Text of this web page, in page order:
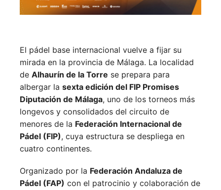
El pádel base internacional vuelve a fijar su
mirada en la provincia de Málaga. La localidad
de Alhaurín de la Torre se prepara para
albergar la sexta edición del FIP Promises
Diputación de Málaga, uno de los torneos más
longevos y consolidados del circuito de
menores de la Federación Internacional de
Pádel (FIP), cuya estructura se despliega en
cuatro continentes.
Organizado por la Federación Andaluza de
Pádel (FAP) con el patrocinio y colaboración de